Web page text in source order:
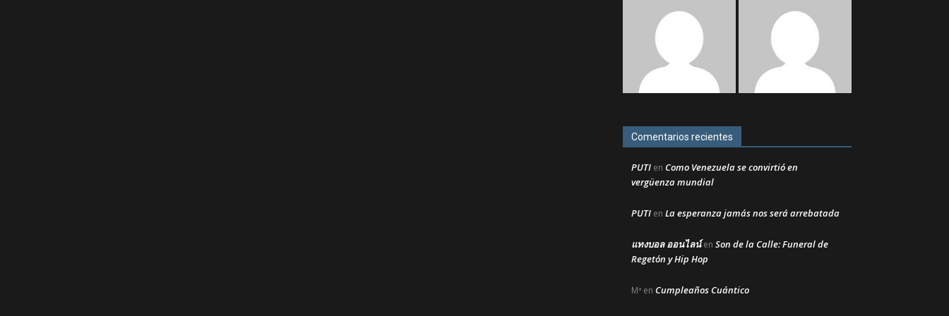
Comentarios recientes
PUTI en Como Venezuela se convirtió en
vergüenza mundial
PUTI en La esperanza jamás nos será arrebatada
แทงบอล ออนไลน์en Son de la Calle: Funeral de
Regetón y Hip Hop
Mª en Cumpleaños Cuántico